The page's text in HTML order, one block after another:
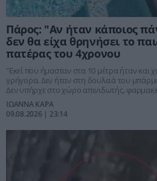
Πάρος: "Αν ήταν κάποιος
δεν θα είχα θρηνήσει το
πατέρας του 4χρονου
"Εκεί που ήμασταν στα 10 μέτρα ήταν και
γρήγορα. Δεν ήταν στη δουλειά του
Δεν υπήρχε στο χώρο απινιδωτής,
πατέρας του 4χρονου
ΙΩΑΝΝΑ ΚΑΡΑ
09.08.2026 | 23:14